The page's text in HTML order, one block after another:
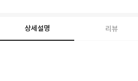
상세설명 리뷰